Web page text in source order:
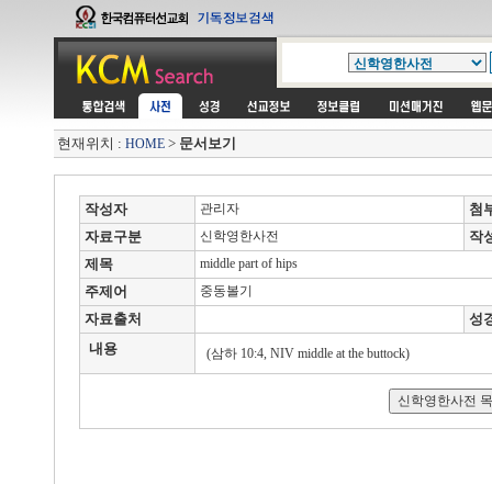
현재위치 : HOME > 문서보기
작성자 관리자
첨
자료구분
신학영한사전
작
제목
middle part of hips
주제어 중동볼기
자료출처
성
내용
(삼하 10:4, NIV middle at the buttock)